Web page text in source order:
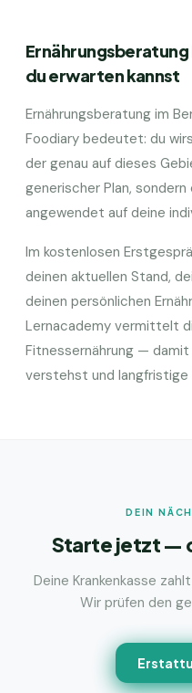
du erwarten kannst
Ernährungsberatung im
Foodiary bedeutet: du
der genau auf dieses
generischer Plan,
angewendet auf deine
Im kostenlosen
deinen aktuellen Stand,
deinen persönlichen
Lernacademy vermittelt
Fitnessernährung — damit
verstehst und langfristige
DEIN
Starte jetzt —
Deine Krankenkasse
Wir prüfen den